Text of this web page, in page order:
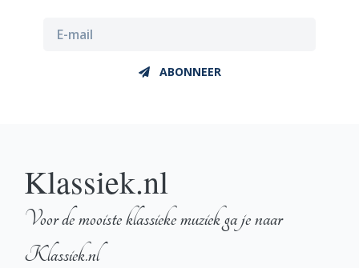
ABONNEER
Klassiek.nl
Voor de mooiste klassieke muziek ga je naar
Klassiek.nl